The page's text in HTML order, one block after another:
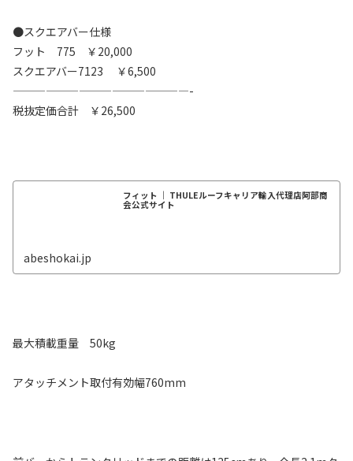
●スクエアバー仕様
フット 775 ￥20,000
スクエアバー7123 ￥6,500
————————————————-
税抜定価合計 ￥26,500
フィット ｜ THULEルーフキャリア輸入代理店阿部商
会公式サイト
abeshokai.jp
最大積載重量 50kg
アタッチメント取付有効幅760mm